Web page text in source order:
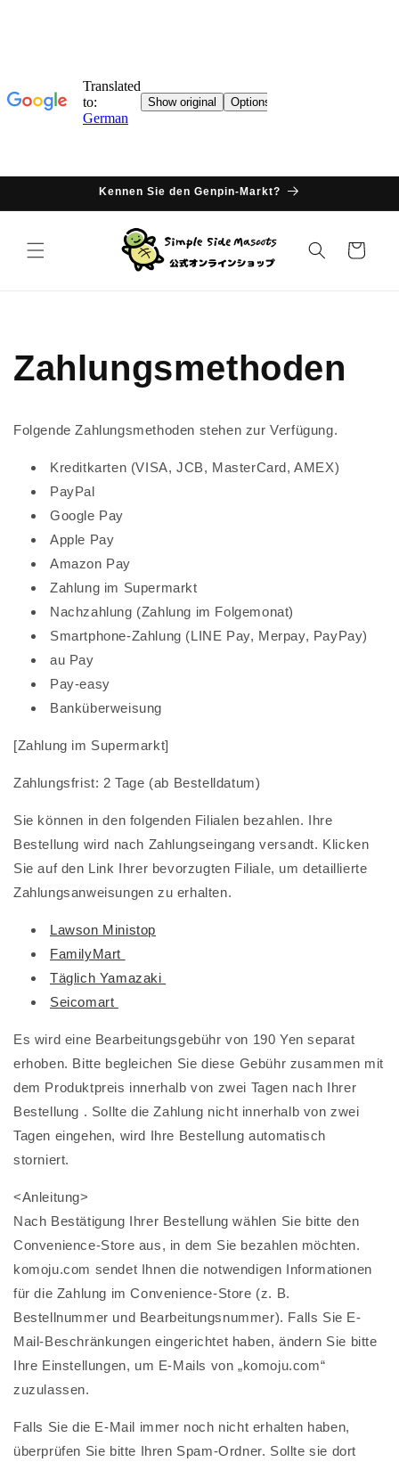
Kennen Sie den Genpin-Markt?
Warenkorb
Zahlungsmethoden
Folgende Zahlungsmethoden stehen zur Verfügung.
Kreditkarten (VISA, JCB, MasterCard, AMEX)
PayPal
Google Pay
Apple Pay
Amazon Pay
Zahlung im Supermarkt
Nachzahlung (Zahlung im Folgemonat)
Smartphone-Zahlung (LINE Pay, Merpay, PayPay)
au Pay
Pay-easy
Banküberweisung
[Zahlung im Supermarkt]
Zahlungsfrist: 2 Tage (ab Bestelldatum)
Sie können in den folgenden Filialen bezahlen. Ihre
Bestellung wird nach Zahlungseingang versandt. Klicken
Sie auf den Link Ihrer bevorzugten Filiale, um detaillierte
Zahlungsanweisungen zu erhalten.
Lawson Ministop
FamilyMart
Täglich Yamazaki
Seicomart
Es wird eine Bearbeitungsgebühr von 190 Yen separat
erhoben. Bitte begleichen Sie diese Gebühr zusammen mit
dem Produktpreis innerhalb von zwei Tagen nach Ihrer
Bestellung . Sollte die Zahlung nicht innerhalb von zwei
Tagen eingehen, wird Ihre Bestellung automatisch
storniert.
<Anleitung>
Nach Bestätigung Ihrer Bestellung wählen Sie bitte den
Convenience-Store aus, in dem Sie bezahlen möchten.
komoju.com sendet Ihnen die notwendigen Informationen
für die Zahlung im Convenience-Store (z. B.
Bestellnummer und Bearbeitungsnummer). Falls Sie E-
Mail-Beschränkungen eingerichtet haben, ändern Sie bitte
Ihre Einstellungen, um E-Mails von „komoju.com“
zuzulassen.
Falls Sie die E-Mail immer noch nicht erhalten haben,
überprüfen Sie bitte Ihren Spam-Ordner. Sollte sie dort